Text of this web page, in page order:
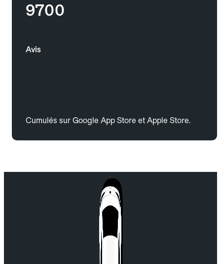
9700
Avis
Cumulés sur Google App Store et Apple Store.